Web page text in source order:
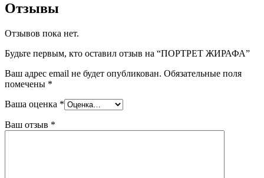
Отзывы
Отзывов пока нет.
Будьте первым, кто оставил отзыв на “ПОРТРЕТ ЖИРАФА”
Ваш адрес email не будет опубликован. Обязательные поля
помечены *
Ваша оценка *
Ваш отзыв *